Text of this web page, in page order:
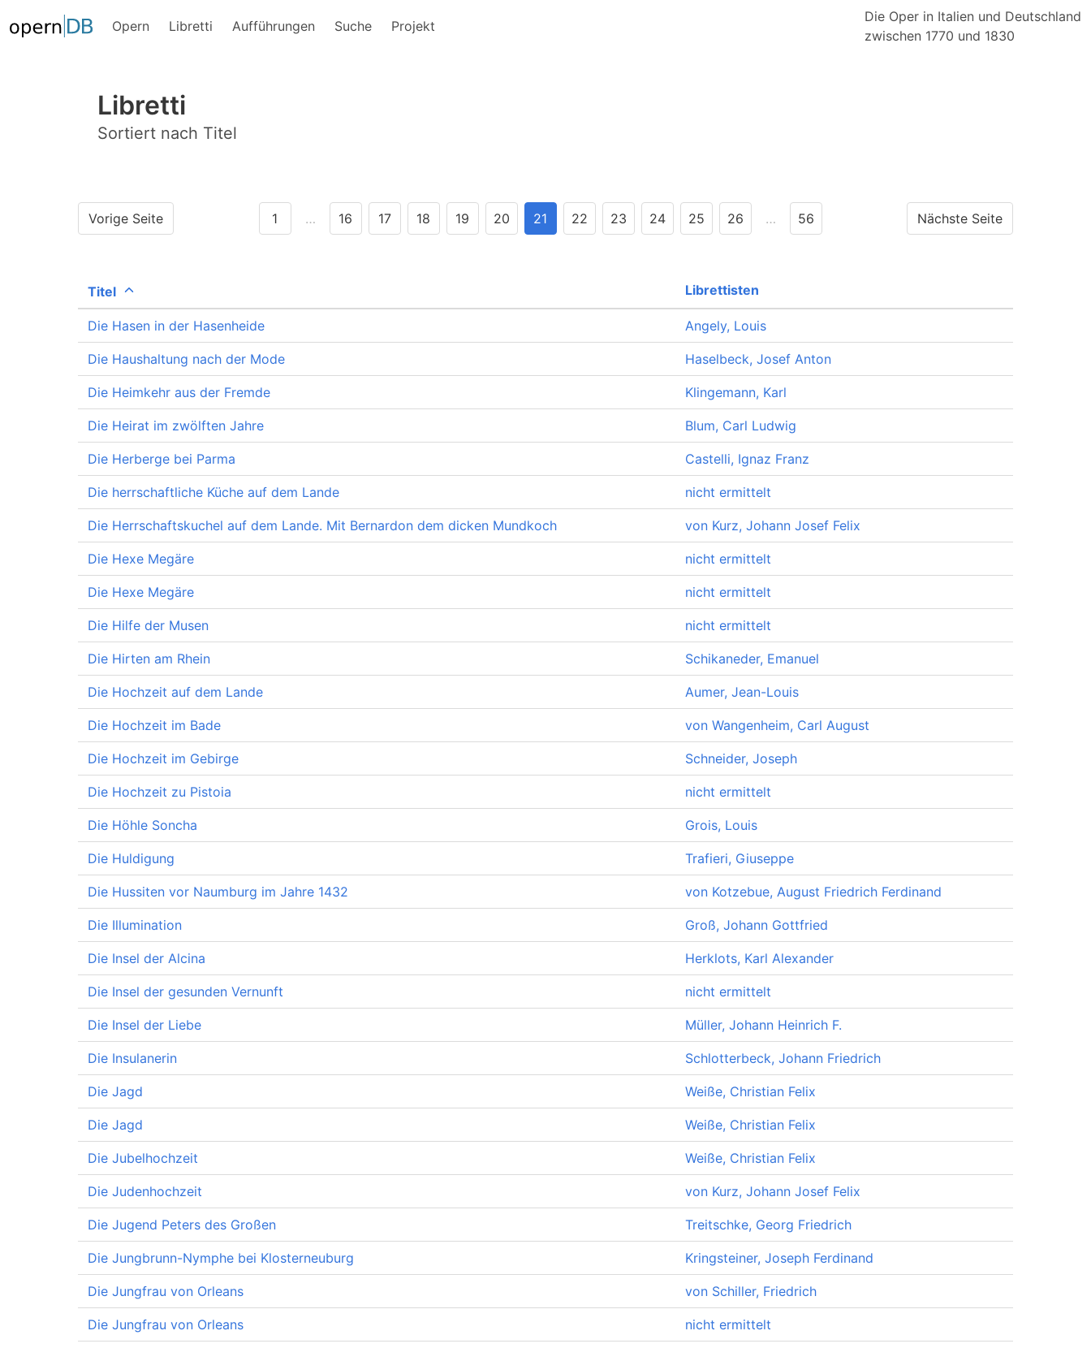
Opern Libretti Aufführungen Suche Projekt
Die Oper in Italien und Deutschland
zwischen 1770 und 1830
Libretti
Sortiert nach Titel
Vorige Seite Nächste Seite
1 … 16 17 18 19 20 21 22 23 24 25 26 … 56
Titel Librettisten
Die Hasen in der Hasenheide Angely, Louis
Die Haushaltung nach der Mode Haselbeck, Josef Anton
Die Heimkehr aus der Fremde Klingemann, Karl
Die Heirat im zwölften Jahre Blum, Carl Ludwig
Die Herberge bei Parma Castelli, Ignaz Franz
Die herrschaftliche Küche auf dem Lande nicht ermittelt
Die Herrschaftskuchel auf dem Lande. Mit Bernardon dem dicken Mundkoch von Kurz, Johann Josef Felix
Die Hexe Megäre nicht ermittelt
Die Hexe Megäre nicht ermittelt
Die Hilfe der Musen nicht ermittelt
Die Hirten am Rhein Schikaneder, Emanuel
Die Hochzeit auf dem Lande Aumer, Jean-Louis
Die Hochzeit im Bade von Wangenheim, Carl August
Die Hochzeit im Gebirge Schneider, Joseph
Die Hochzeit zu Pistoia nicht ermittelt
Die Höhle Soncha Grois, Louis
Die Huldigung Trafieri, Giuseppe
Die Hussiten vor Naumburg im Jahre 1432 von Kotzebue, August Friedrich Ferdinand
Die Illumination Groß, Johann Gottfried
Die Insel der Alcina Herklots, Karl Alexander
Die Insel der gesunden Vernunft nicht ermittelt
Die Insel der Liebe Müller, Johann Heinrich F.
Die Insulanerin Schlotterbeck, Johann Friedrich
Die Jagd Weiße, Christian Felix
Die Jagd Weiße, Christian Felix
Die Jubelhochzeit Weiße, Christian Felix
Die Judenhochzeit von Kurz, Johann Josef Felix
Die Jugend Peters des Großen Treitschke, Georg Friedrich
Die Jungbrunn-Nymphe bei Klosterneuburg Kringsteiner, Joseph Ferdinand
Die Jungfrau von Orleans von Schiller, Friedrich
Die Jungfrau von Orleans nicht ermittelt